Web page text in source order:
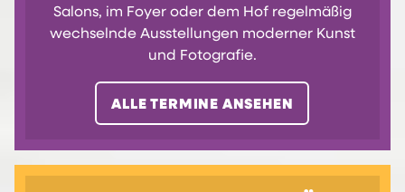
Salons, im Foyer oder dem Hof regelmäßig
wechselnde Ausstellungen moderner Kunst
und Fotografie.
ALLE TERMINE ANSEHEN